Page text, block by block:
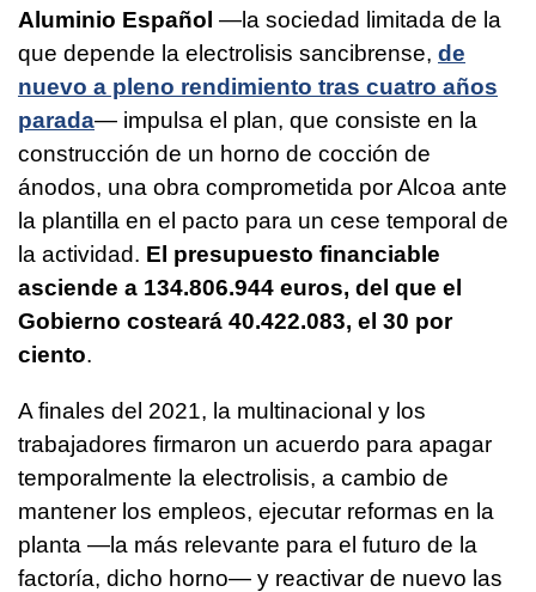
Aluminio Español —la sociedad limitada de la
que depende la electrolisis sancibrense, de
nuevo a pleno rendimiento tras cuatro años
parada— impulsa el plan, que consiste en la
construcción de un horno de cocción de
ánodos, una obra comprometida por Alcoa ante
la plantilla en el pacto para un cese temporal de
la actividad. El presupuesto financiable
asciende a 134.806.944 euros, del que el
Gobierno costeará 40.422.083, el 30 por
ciento.
A finales del 2021, la multinacional y los
trabajadores firmaron un acuerdo para apagar
temporalmente la electrolisis, a cambio de
mantener los empleos, ejecutar reformas en la
planta —la más relevante para el futuro de la
factoría, dicho horno— y reactivar de nuevo las